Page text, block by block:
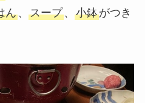
ん、 スープ、 小鉢がつき